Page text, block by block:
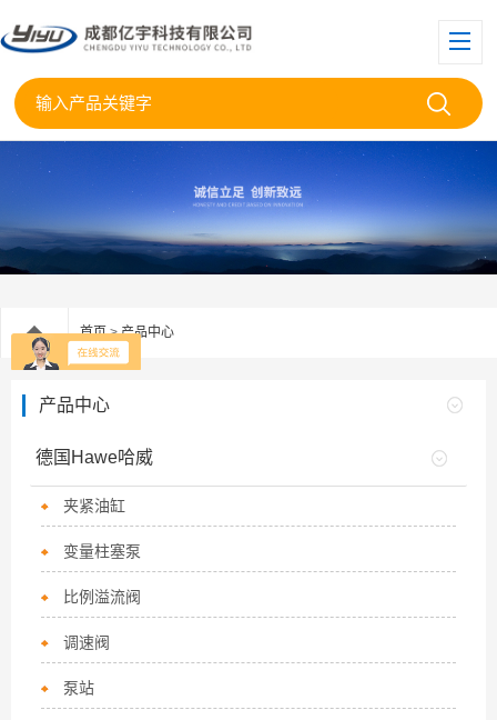
首页>产品中心
产品中心
德国Hawe哈威
夹紧油缸
变量柱塞泵
比例溢流阀
调速阀
泵站